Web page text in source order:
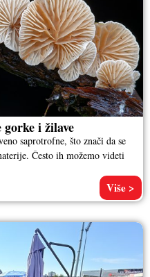
gorke i žilave
saprotrofne, što znači da se
Često ih možemo videti
Više >